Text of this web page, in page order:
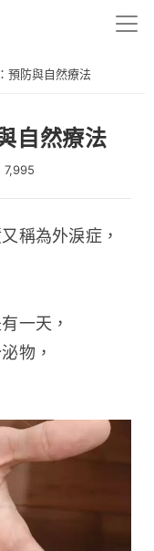
預防與自然療法
自然療法
7,995
稱為外淚症，
一天，
物，